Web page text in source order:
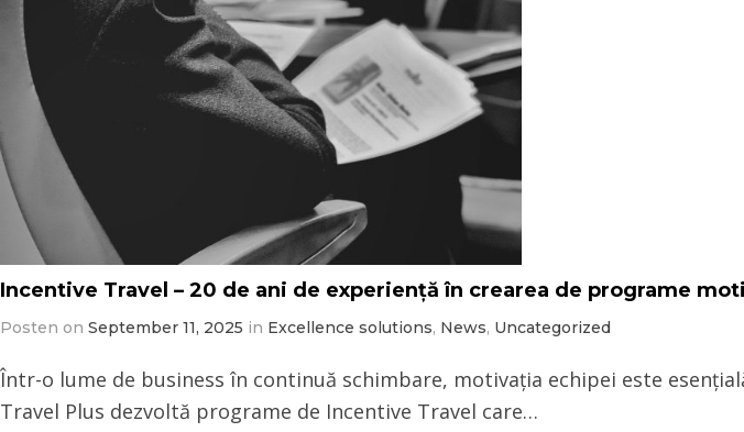
Incentive Travel – 20 de ani de experiență în crearea de programe
Posten on September 11, 2025 in Excellence solutions, News, Uncategorized
Într-o lume de business în continuă schimbare, motivația echipei este
Travel Plus dezvoltă programe de Incentive Travel care…